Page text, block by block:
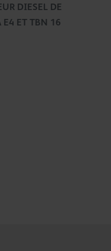
DIESEL DE
E4 ET TBN 16